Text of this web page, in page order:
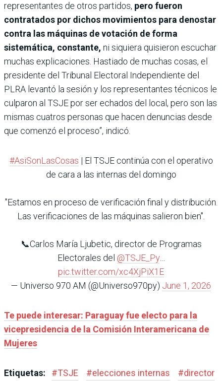
representantes de otros partidos, pero fueron
contratados por dichos movimientos para denostar
contra las máquinas de votación de forma
sistemática, constante, ni siquiera quisieron escuchar
muchas explicaciones. Hastiado de muchas cosas, el
presidente del Tribunal Electoral Independiente del
PLRA levantó la sesión y los representantes técnicos le
culparon al TSJE por ser echados del local, pero son las
mismas cuatros personas que hacen denuncias desde
que comenzó el proceso”, indicó.
#AsiSonLasCosas | El TSJE continúa con el operativo
de cara a las internas del domingo
"Estamos en proceso de verificación final y distribución.
Las verificaciones de las máquinas salieron bien".
📞Carlos María Ljubetic, director de Programas
Electorales del @TSJE_Py…
pic.twitter.com/xc4XjPiX1E
— Universo 970 AM (@Universo970py) June 1, 2026
Te puede interesar: Paraguay fue electo para la
vicepresidencia de la Comisión Interamericana de
Mujeres
Etiquetas: #TSJE #elecciones internas #director